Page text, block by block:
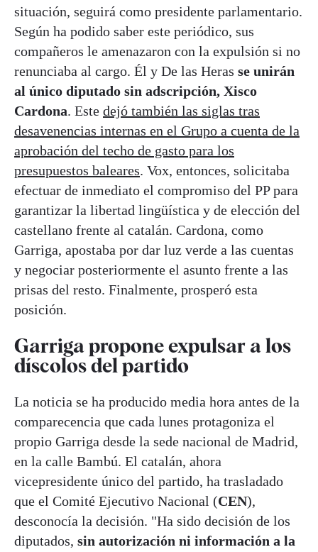
situación, seguirá como presidente parlamentario.
Según ha podido saber este periódico, sus
compañeros le amenazaron con la expulsión si no
renunciaba al cargo. Él y De las Heras se unirán
al único diputado sin adscripción, Xisco
Cardona. Este dejó también las siglas tras
desavenencias internas en el Grupo a cuenta de la
aprobación del techo de gasto para los
presupuestos baleares. Vox, entonces, solicitaba
efectuar de inmediato el compromiso del PP para
garantizar la libertad lingüística y de elección del
castellano frente al catalán. Cardona, como
Garriga, apostaba por dar luz verde a las cuentas
y negociar posteriormente el asunto frente a las
prisas del resto. Finalmente, prosperó esta
posición.
Garriga propone expulsar a los
díscolos del partido
La noticia se ha producido media hora antes de la
comparecencia que cada lunes protagoniza el
propio Garriga desde la sede nacional de Madrid,
en la calle Bambú. El catalán, ahora
vicepresidente único del partido, ha trasladado
que el Comité Ejecutivo Nacional (CEN),
desconocía la decisión. "Ha sido decisión de los
diputados, sin autorización ni información a la